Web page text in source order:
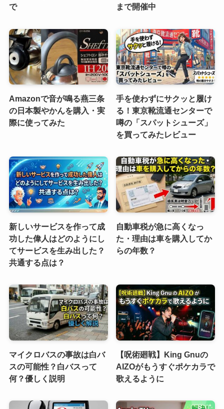
で
まで開催中
Amazonで音が鳴る燕三条
の日本製やかんを購入・実
際に使ってみた
手を使わずにサクッと履け
る！東京靴流通センターで
噂の「スパットシューズ」
を買ってみたレビュー
新しいサービスを作って成
功した偉人はどのようにし
てサービスを生み出した？
共通する点は？
自動車税が急に高くなっ
た・理由は車を購入してか
らの年数？
マイクロバスの事故は白バ
スの可能性？白バスって
何？優しく説明
【呪術廻戦】King Gnuの
AIZOがもうすぐポケカラで
歌えるように